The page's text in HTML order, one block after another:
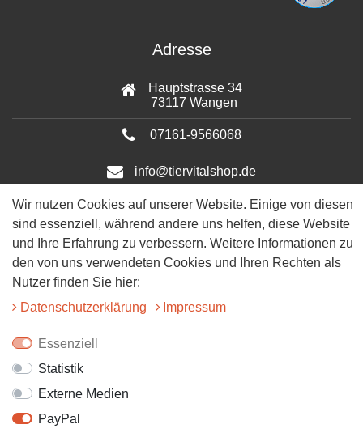
Adresse
Hauptstrasse 34
73117 Wangen
07161-9566068
info@tiervitalshop.de
Folgt uns auf Facebook
Folgt uns auf Instagram
© 2025 Tiervitalshop | Webentwicklung & Webdesign
Wir nutzen Cookies auf unserer Website. Einige von diesen
sind essenziell, während andere uns helfen, diese Website
und Ihre Erfahrung zu verbessern. Weitere Informationen zu
den von uns verwendeten Cookies und Ihren Rechten als
Nutzer finden Sie hier:
Daten­schutz­erklärung
Impressum
Essenziell
Statistik
Externe Medien
PayPal